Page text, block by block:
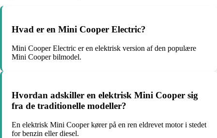
Hvad er en Mini Cooper Electric?
Mini Cooper Electric er en elektrisk version af den populære
Mini Cooper bilmodel.
Hvordan adskiller en elektrisk Mini Cooper sig
fra de traditionelle modeller?
En elektrisk Mini Cooper kører på en ren eldrevet motor i stedet
for benzin eller diesel.